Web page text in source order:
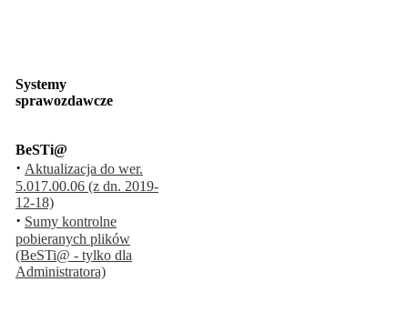
Systemy
sprawozdawcze
BeSTi@
· Aktualizacja do wer.
5.017.00.06 (z dn. 2019-
12-18)
· Sumy kontrolne
pobieranych plików
(BeSTi@ - tylko dla
Administratora)